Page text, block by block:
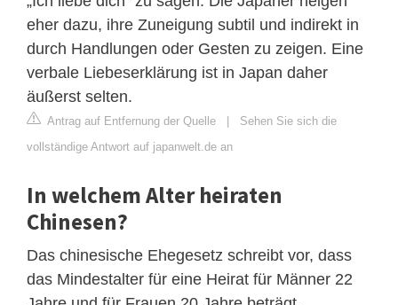
eher dazu, ihre Zuneigung subtil und indirekt in
durch Handlungen oder Gesten zu zeigen. Eine
verbale Liebeserklärung ist in Japan daher
äußerst selten.
Antrag auf Entfernung der Quelle | Sehen Sie sich die
vollständige Antwort auf japanwelt.de an
In welchem ​​Alter heiraten
Chinesen?
Das chinesische Ehegesetz schreibt vor, dass
das Mindestalter für eine Heirat für Männer 22